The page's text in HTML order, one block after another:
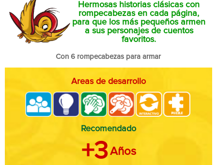
Hermosas historias clásicas con
rompecabezas en cada página,
para que los más pequeños armen
a sus personajes de cuentos
favoritos.
Con 6 rompecabezas para armar
Areas de desarrollo
Recomendado
+3Años